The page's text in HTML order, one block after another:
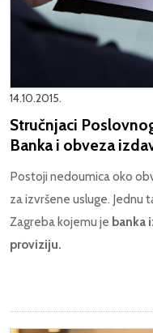
14.10.2015.
Stručnjaci
Banka i obveza
Postoji nedoumica oko
za izvršene usluge. Jednu
Zagreba kojemu je banka
proviziju.